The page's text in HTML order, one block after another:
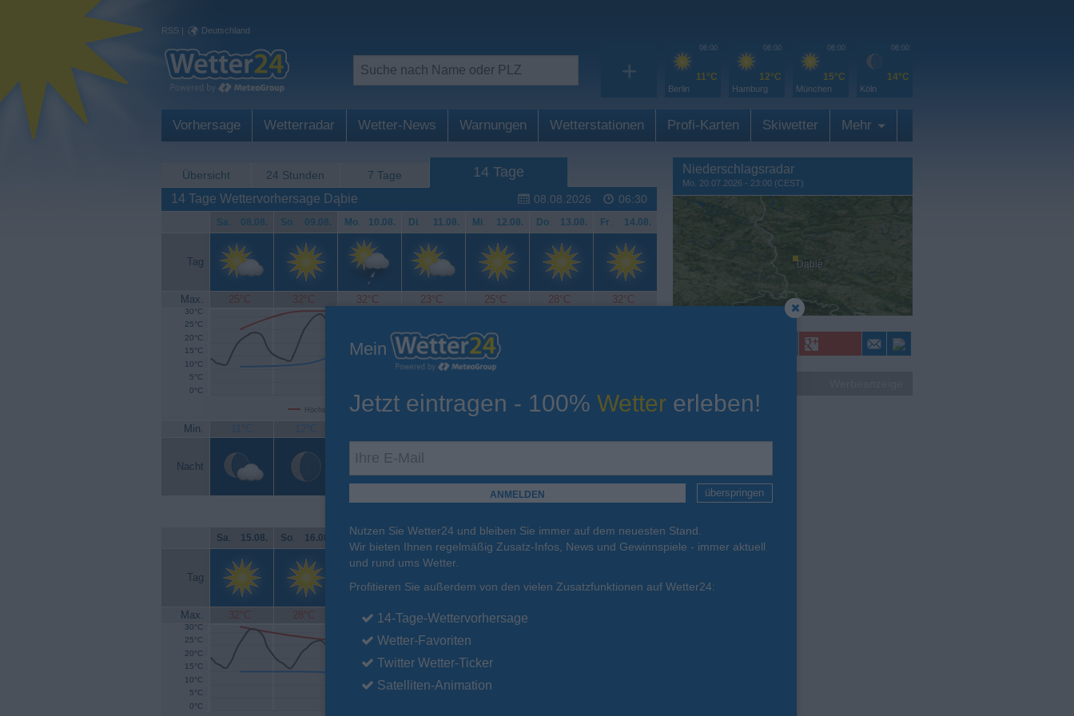
RSS | Deutschland
+
06:00
11°C
Berlin
06:00
12°C
Hamburg
06:00
15°C
München
06:00
14°C
Köln
Vorhersage Wetterradar Wetter-News Warnungen Wetterstationen Profi-Karten Skiwetter Mehr
Übersicht 24 Stunden 7 Tage 14 Tage
08.08.2026 06:30
14 Tage Wettervorhersage Dąbie
Sa. 08.08. So. 09.08. Mo. 10.08. Di. 11.08. Mi. 12.08. Do. 13.08. Fr. 14.08.
Tag
Max. 25°C 32°C 32°C 23°C 25°C 28°C 32°C
Höchsttemperatur Tiefsttemperatur Aktuelle Temperatur
0°C
5°C
10°C
15°C
20°C
25°C
30°C
Min. 11°C 12°C
Nacht
Sa. 15.08. So. 16.08. Mo. 17.08. Di . 18.08. Mi. 19.08. Do. 20.08. Fr . 21.08.
Tag
Max. 32°C 28°C 26°C 25°C 24°C
0°C
5°C
10°C
15°C
20°C
25°C
30°C
Niederschlagsradar
Mo. 20.07.2026 - 23:00 (CEST)
Dąbie
Mein
Jetzt eintragen - 100% Wetter erleben!
überspringen
Nutzen Sie Wetter24 und bleiben Sie immer auf dem neuesten Stand.
Wir bieten Ihnen regelmäßig Zusatz-Infos, News und Gewinnspiele - immer aktuell
und rund ums Wetter.
Profitieren Sie außerdem von den vielen Zusatzfunktionen auf Wetter24:
14-Tage-Wettervorhersage
Wetter-Favoriten
Twitter Wetter-Ticker
Satelliten-Animation